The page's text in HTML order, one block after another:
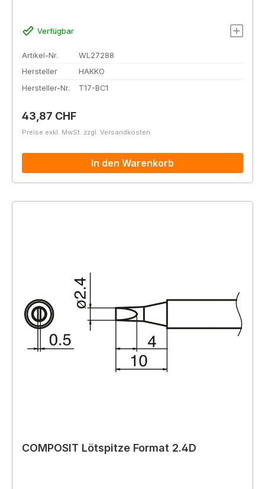
Verfügbar
Artikel-Nr.
WL27288
Hersteller
HAKKO
Hersteller-Nr.
T17-BC1
Regulärer Preis:
43,87 CHF
Preise exkl. MwSt. zzgl. Versandkosten
In den Warenkorb
COMPOSIT Lötspitze Format 2.4D